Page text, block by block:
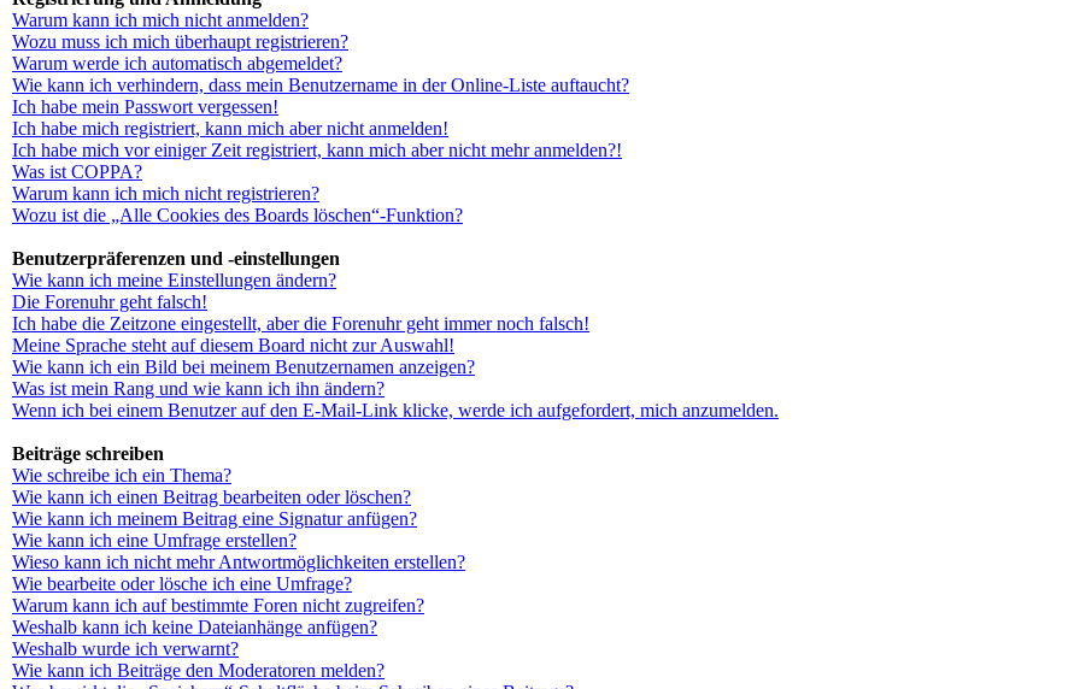
Warum kann ich mich nicht anmelden?
Wozu muss ich mich überhaupt registrieren?
Warum werde ich automatisch abgemeldet?
Wie kann ich verhindern, dass mein Benutzername in der Online-Liste auftaucht?
Ich habe mein Passwort vergessen!
Ich habe mich registriert, kann mich aber nicht anmelden!
Ich habe mich vor einiger Zeit registriert, kann mich aber nicht mehr anmelden?!
Was ist COPPA?
Warum kann ich mich nicht registrieren?
Wozu ist die „Alle Cookies des Boards löschen“-Funktion?
Benutzerpräferenzen und -einstellungen
Wie kann ich meine Einstellungen ändern?
Die Forenuhr geht falsch!
Ich habe die Zeitzone eingestellt, aber die Forenuhr geht immer noch falsch!
Meine Sprache steht auf diesem Board nicht zur Auswahl!
Wie kann ich ein Bild bei meinem Benutzernamen anzeigen?
Was ist mein Rang und wie kann ich ihn ändern?
Wenn ich bei einem Benutzer auf den E-Mail-Link klicke, werde ich aufgefordert, mich anzumelden.
Beiträge schreiben
Wie schreibe ich ein Thema?
Wie kann ich einen Beitrag bearbeiten oder löschen?
Wie kann ich meinem Beitrag eine Signatur anfügen?
Wie kann ich eine Umfrage erstellen?
Wieso kann ich nicht mehr Antwortmöglichkeiten erstellen?
Wie bearbeite oder lösche ich eine Umfrage?
Warum kann ich auf bestimmte Foren nicht zugreifen?
Weshalb kann ich keine Dateianhänge anfügen?
Weshalb wurde ich verwarnt?
Wie kann ich Beiträge den Moderatoren melden?